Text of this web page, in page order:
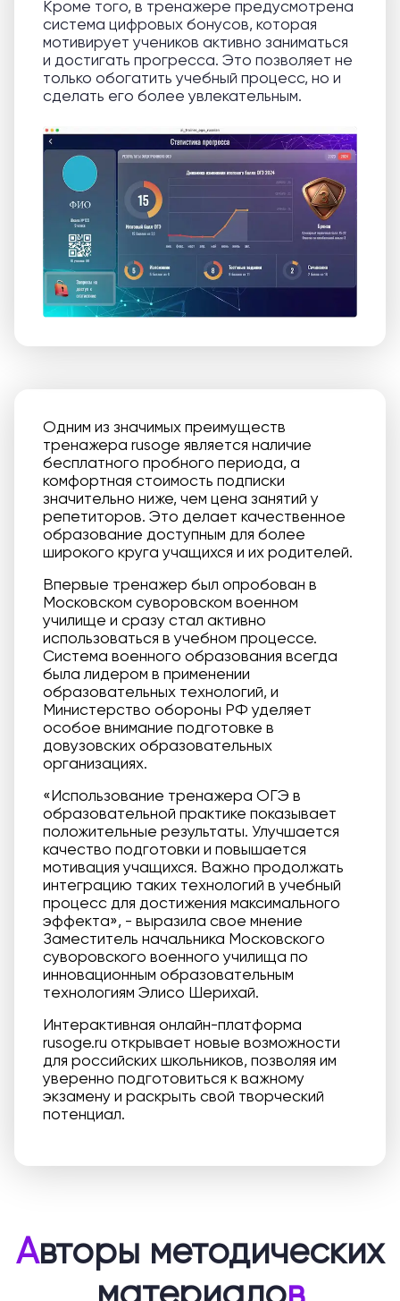
Кроме того, в тренажере предусмотрена
система цифровых бонусов, которая
мотивирует учеников активно заниматься
и достигать прогресса. Это позволяет не
только обогатить учебный процесс, но и
сделать его более увлекательным.
Одним из значимых преимуществ
тренажера rusoge является наличие
бесплатного пробного периода, а
комфортная стоимость подписки
значительно ниже, чем цена занятий у
репетиторов. Это делает качественное
образование доступным для более
широкого круга учащихся и их родителей.
Впервые тренажер был опробован в
Московском суворовском военном
училище и сразу стал активно
использоваться в учебном процессе.
Система военного образования всегда
была лидером в применении
образовательных технологий, и
Министерство обороны РФ уделяет
особое внимание подготовке в
довузовских образовательных
организациях.
«Использование тренажера ОГЭ в
образовательной практике показывает
положительные результаты. Улучшается
качество подготовки и повышается
мотивация учащихся. Важно продолжать
интеграцию таких технологий в учебный
процесс для достижения максимального
эффекта», - выразила свое мнение
Заместитель начальника Московского
суворовского военного училища по
инновационным образовательным
технологиям Элисо Шерихай.
Интерактивная онлайн-платформа
rusoge.ru открывает новые возможности
для российских школьников, позволяя им
уверенно подготовиться к важному
экзамену и раскрыть свой творческий
потенциал.
Авторы методических